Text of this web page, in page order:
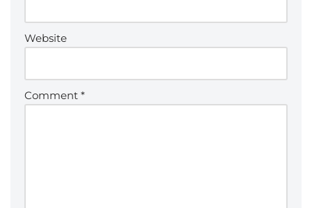
Website
Comment *